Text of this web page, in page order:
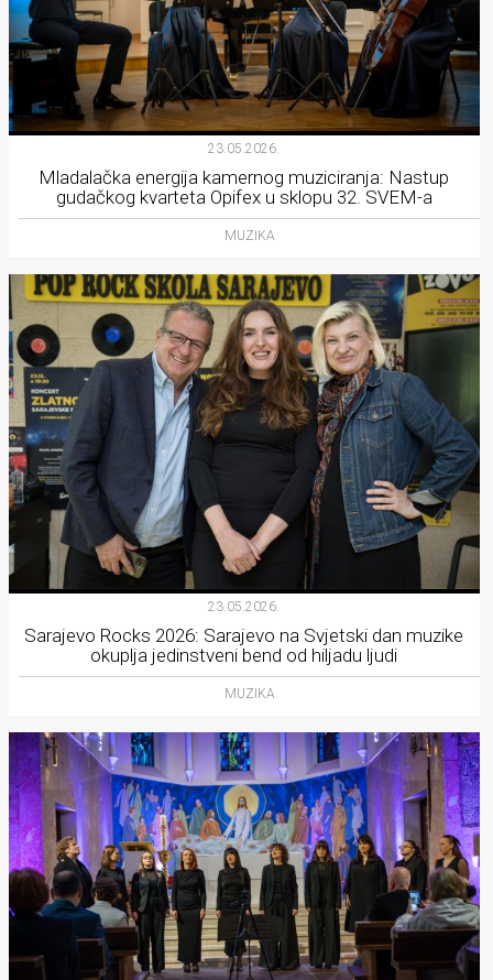
23.05.2026.
Mladalačka energija kamernog muziciranja: Nastup
gudačkog kvarteta Opifex u sklopu 32. SVEM-a
MUZIKA
23.05.2026.
Sarajevo Rocks 2026: Sarajevo na Svjetski dan muzike
okuplja jedinstveni bend od hiljadu ljudi
MUZIKA